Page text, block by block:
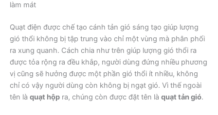
làm mát
Quạt điện được chế tạo cánh tản gió sáng tạo giúp lượng
gió thổi không bị tập trung vào chỉ một vùng mà phân phối
ra xung quanh. Cách chia như trên giúp lượng gió thổi ra
được tỏa rộng ra đều khắp, người dùng đứng nhiều phương
vị cũng sẽ hưởng được một phần gió thổi ít nhiều, không
chỉ có vậy người dùng còn không bị ngạt gió. Vì thế ngoài
tên là quạt hộp ra, chúng còn được đặt tên là quạt tản gió.